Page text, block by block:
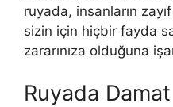
ruyada, insanların
sizin için hiçbir fayda
zararınıza olduğuna
Ruyada